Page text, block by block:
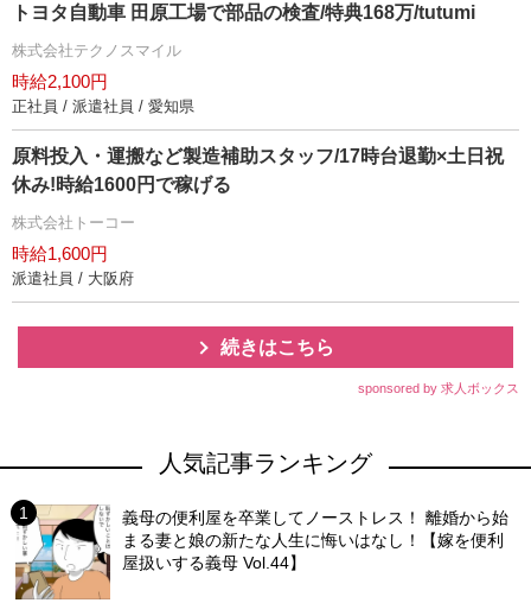
トヨタ自動車 田原工場で部品の検査/特典168万/tutumi
株式会社テクノスマイル
時給2,100円
正社員 / 派遣社員 / 愛知県
原料投入・運搬など製造補助スタッフ/17時台退勤×土日祝
休み!時給1600円で稼げる
株式会社トーコー
時給1,600円
派遣社員 / 大阪府
続きはこちら
sponsored by 求人ボックス
人気記事ランキング
義母の便利屋を卒業してノーストレス！ 離婚から始
まる妻と娘の新たな人生に悔いはなし！【嫁を便利
屋扱いする義母 Vol.44】